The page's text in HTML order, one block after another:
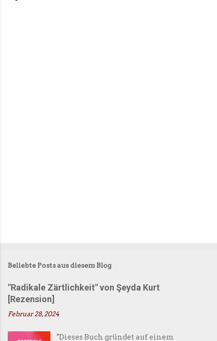
Beliebte Posts aus diesem Blog
"Radikale Zärtlichkeit" von Şeyda Kurt
[Rezension]
Februar 28, 2024
"Dieses Buch gründet auf einem